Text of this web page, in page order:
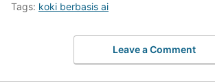
Tags: koki berbasis ai
Leave a Comment